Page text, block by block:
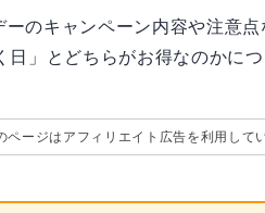
のキャンペーン内容や注意
日」とどちらがお得なのかにつ
ページはアフィリエイト広告を利用して